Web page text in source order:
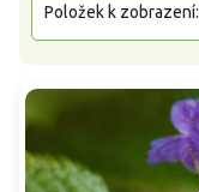
Položek k zobrazení: